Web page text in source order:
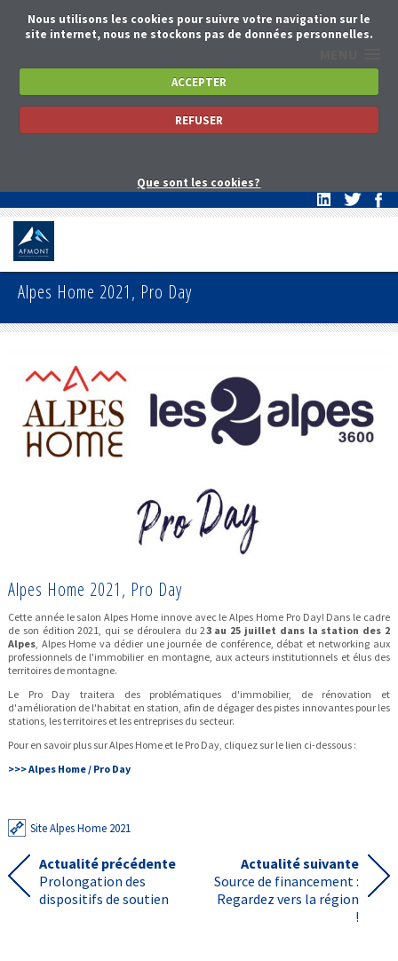
Nous utilisons les cookies pour suivre votre navigation sur le
site internet, nous ne stockons pas de données personnelles.
ACCEPTER
REFUSER
Que sont les cookies?
Alpes Home 2021, Pro Day
Alpes Home 2021, Pro Day
Cette année le salon Alpes Home innove avec le Alpes Home Pro Day! Dans le cadre
de son édition 2021, qui se déroulera du 23 au 25 juillet dans la station des 2
Alpes, Alpes Home va dédier une journée de conférence, débat et networking aux
professionnels de l'immobilier en montagne, aux acteurs institutionnels et élus des
territoires de montagne.
Le Pro Day traitera des problématiques d'immobilier, de rénovation et
d'amélioration de l'habitat en station, afin de dégager des pistes innovantes pour les
stations, les territoires et les entreprises du secteur.
Pour en savoir plus sur Alpes Home et le Pro Day, cliquez sur le lien ci-dessous :
>>> Alpes Home / Pro Day
Site Alpes Home 2021
Actualité précédente
Prolongation des
dispositifs de soutien
Actualité suivante
Source de financement :
Regardez vers la région
!